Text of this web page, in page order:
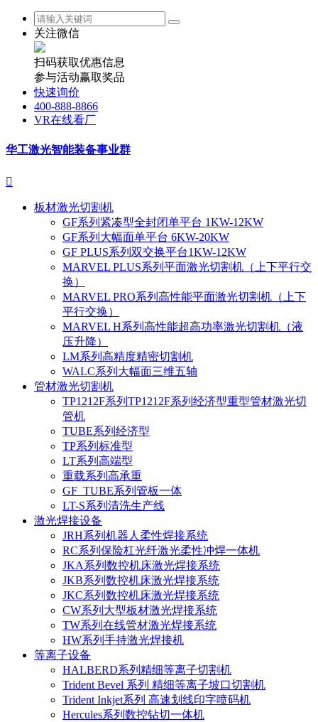
关注微信
扫码获取优惠信息
参与活动赢取奖品
快速询价
400-888-8866
VR在线看厂
华工激光智能装备事业群

板材激光切割机
GF系列紧凑型全封闭单平台 1KW-12KW
GF系列大幅面单平台 6KW-20KW
GF PLUS系列双交换平台1KW-12KW
MARVEL PLUS系列平面激光切割机（上下平行交
换）
MARVEL PRO系列高性能平面激光切割机（上下
平行交换）
MARVEL H系列高性能超高功率激光切割机（液
压升降）
LM系列高精度精密切割机
WALC系列大幅面三维五轴
管材激光切割机
TP1212F系列TP1212F系列经济型重型管材激光切
管机
TUBE系列经济型
TP系列标准型
LT系列高端型
重载系列高承重
GF_TUBE系列管板一体
LT-S系列清洗生产线
激光焊接设备
JRH系列机器人柔性焊接系统
RC系列保险杠光纤激光柔性冲焊一体机
JKA系列数控机床激光焊接系统
JKB系列数控机床激光焊接系统
JKC系列数控机床激光焊接系统
CW系列大型板材激光焊接系统
TW系列在线管材激光焊接系统
HW系列手持激光焊接机
等离子设备
HALBERD系列精细等离子切割机
Trident Bevel 系列 精细等离子坡口切割机
Trident Inkjet系列 高速划线印字喷码机
Hercules系列数控钻切一体机